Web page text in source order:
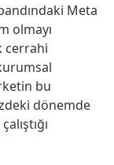
Meta
olmayı
cerrahi
bu
dönemde